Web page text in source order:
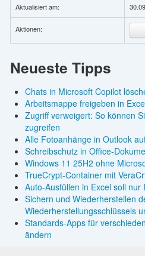
Aktualisiert am:
Aktionen:
Neueste Tipps
Chats in Microsoft Copilot
Arbeitsmappe freigeben in
Zugriff verweigert: So können
zugreifen
Alle Fotoanhänge in Outlook
Schreibschutz in Office-
Windows 11 25H2 ohne
TrueCrypt-Container mit
Auto-Ausfüllen in Excel soll
Sichern und Wiederherstellen
Wiederherstellungsschlüssels
Standards-Apps für
ändern